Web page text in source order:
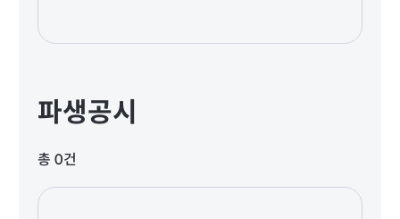
파생공시
총 0건